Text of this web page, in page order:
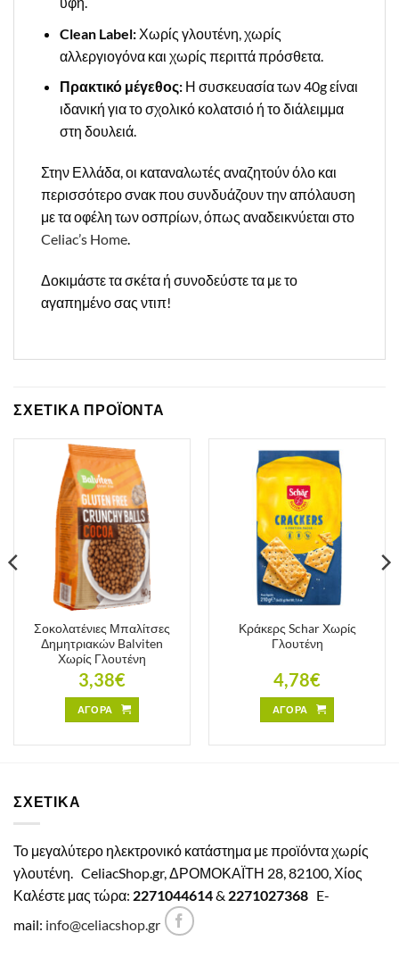
Clean Label:Χωρίς γλουτένη, χωρίς
αλλεργιογόνα και χωρίς περιττά πρόσθετα.
Πρακτικό μέγεθος:Η συσκευασία των 40g είναι
ιδανική για το σχολικό κολατσιό ή το διάλειμμα
στη δουλειά.
Στην Ελλάδα, οι καταναλωτές αναζητούν όλο και
περισσότερο σνακ που συνδυάζουν την απόλαυση
με τα οφέλη των οσπρίων, όπως αναδεικνύεται στο
Celiac’s Home.
Δοκιμάστε τα σκέτα ή συνοδεύστε τα με το
αγαπημένο σας ντιπ!
ΣΧΕΤΙΚΑ ΠΡΟΪΟΝΤΑ
Σοκολατένιες Μπαλίτσες
Δημητριακών Balviten
Χωρίς Γλουτένη
3,38€
ΑΓΟΡΑ
Κράκερς Schar Χωρίς
Γλουτένη
4,78€
ΑΓΟΡΑ
ΣΧΕΤΙΚΑ
Το μεγαλύτερο ηλεκτρονικό κατάστημα με προϊόντα χωρίς
γλουτένη. CeliacShop.gr, ΔΡΟΜΟΚΑΪΤΗ 28, 82100, Χίος
Καλέστε μας τώρα: 2271044614& 2271027368 E-
mail: info@celiacshop.gr